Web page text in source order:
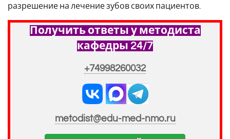
разрешение на лечение зубов своих пациентов.
Получить ответы у методиста
кафедры 24/7
+74998260032
metodist@edu-med-nmo.ru